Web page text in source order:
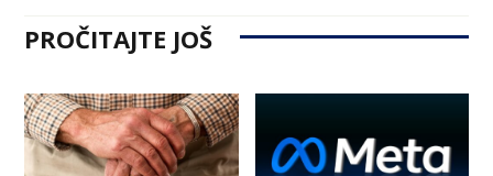
PROČITAJTE JOŠ